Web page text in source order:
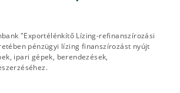
"Exportélénkítő Lízing-refinanszírozási
pénzügyi lízing finanszírozást nyújt
ipari gépek, berendezések,